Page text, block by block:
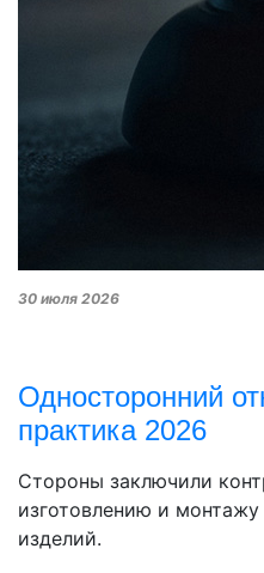
30 июля 2026
Односторонний
практика 2026
Стороны заключили
изготовлению и
изделий.